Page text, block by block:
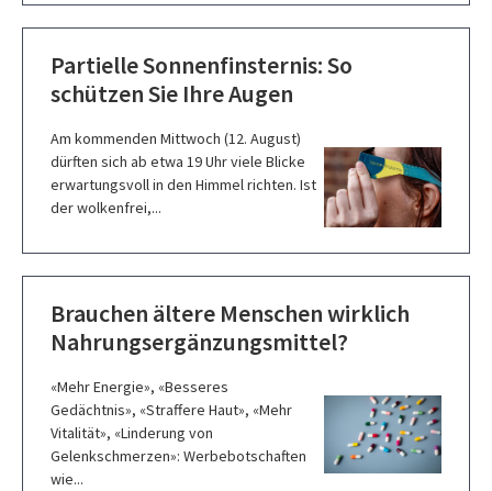
Partielle Sonnenfinsternis: So
schützen Sie Ihre Augen
Am kommenden Mittwoch (12. August)
dürften sich ab etwa 19 Uhr viele Blicke
erwartungsvoll in den Himmel richten. Ist
der wolkenfrei,...
Brauchen ältere Menschen wirklich
Nahrungsergänzungsmittel?
«Mehr Energie», «Besseres
Gedächtnis», «Straffere Haut», «Mehr
Vitalität», «Linderung von
Gelenkschmerzen»: Werbebotschaften
wie...